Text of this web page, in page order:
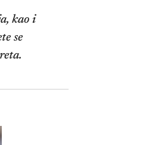
kao i
se